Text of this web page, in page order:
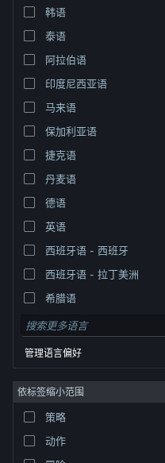
获取 Steam 手机应用
查看桌面版网站
© Valve Corporation。保留所有权利。所有
律信息| 无障碍
韩语
泰语
阿拉伯语
印度尼西亚语
马来语
保加利亚语
捷克语
丹麦语
德语
英语
西班牙语 - 西班牙
西班牙语 - 拉丁美洲
希腊语
管理语言偏好
依标签缩小范围
策略
动作
0 个匹配的搜索结果。 根据您的偏